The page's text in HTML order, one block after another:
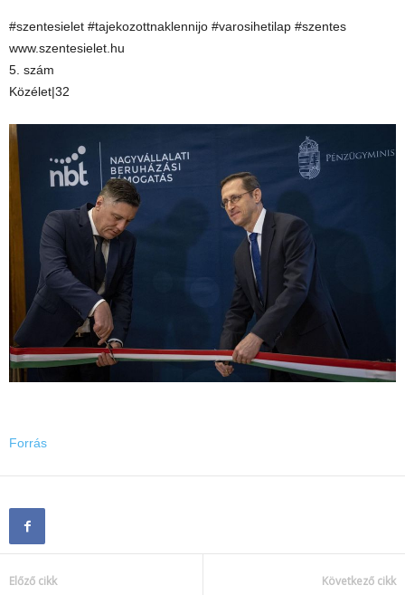
#szentesielet #tajekozottnaklennijo #varosihetilap #szentes
www.szentesielet.hu
5. szám
Közélet|32
Forrás
Előző cikk Következő cikk